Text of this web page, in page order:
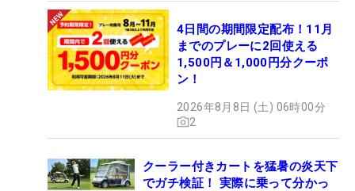
4日間の期間限定配布！11月
までのプレーに2回使える
1,500円＆1,000円分クーポ
ン！
2026年8月8日 (土) 06時00分
2
クーラー付きカートを猛暑の炎天下
でガチ検証！ 実際に乗って分かっ